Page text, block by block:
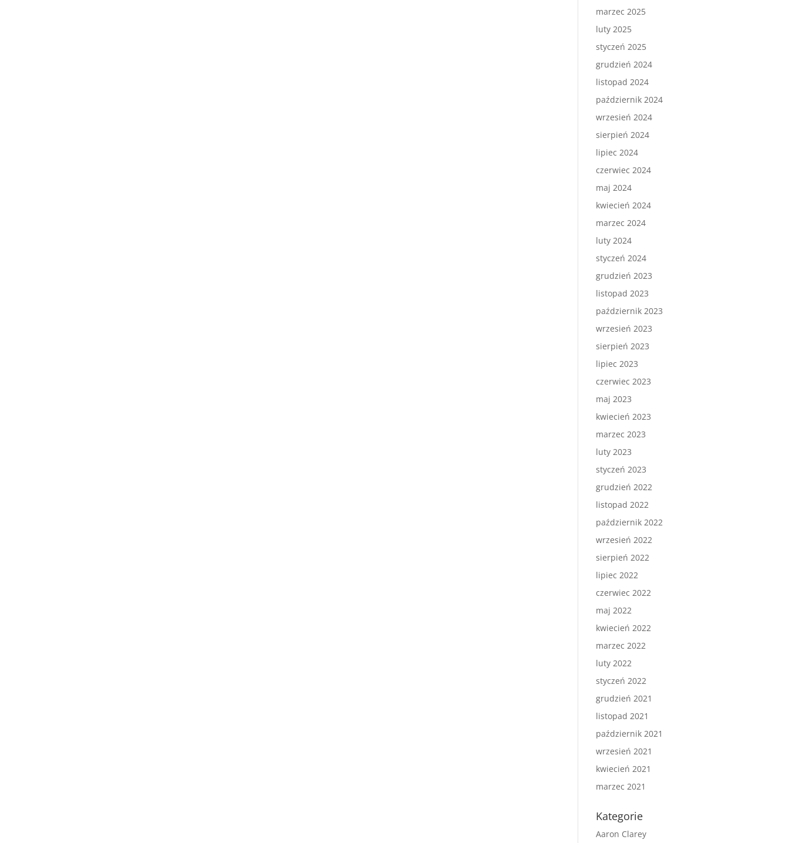
marzec 2025
luty 2025
styczeń 2025
grudzień 2024
listopad 2024
październik 2024
wrzesień 2024
sierpień 2024
lipiec 2024
czerwiec 2024
maj 2024
kwiecień 2024
marzec 2024
luty 2024
styczeń 2024
grudzień 2023
listopad 2023
październik 2023
wrzesień 2023
sierpień 2023
lipiec 2023
czerwiec 2023
maj 2023
kwiecień 2023
marzec 2023
luty 2023
styczeń 2023
grudzień 2022
listopad 2022
październik 2022
wrzesień 2022
sierpień 2022
lipiec 2022
czerwiec 2022
maj 2022
kwiecień 2022
marzec 2022
luty 2022
styczeń 2022
grudzień 2021
listopad 2021
październik 2021
wrzesień 2021
kwiecień 2021
marzec 2021
Kategorie
Aaron Clarey